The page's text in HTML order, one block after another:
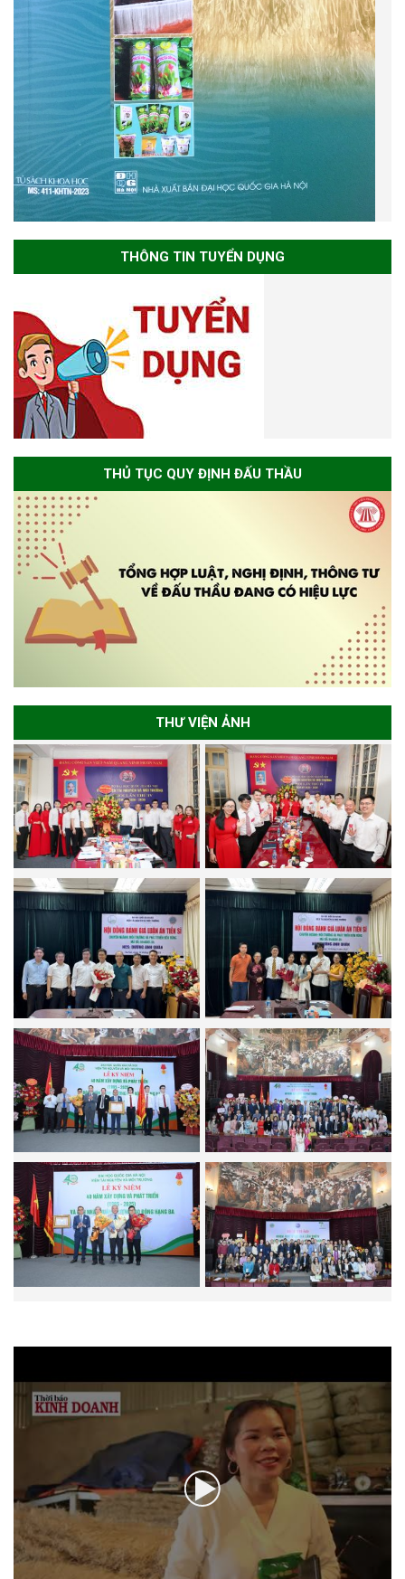
THÔNG TIN TUYỂN DỤNG
THỦ TỤC QUY ĐỊNH ĐẤU THẦU
THƯ VIỆN ẢNH